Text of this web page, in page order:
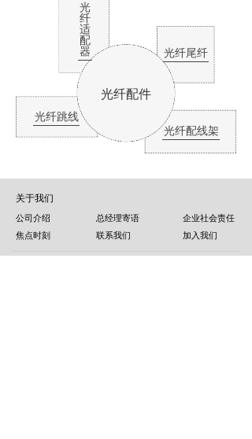
光纤跳线
光
纤
适
配
器
光纤配件
光纤配线架
光纤尾纤
关于我们
公司介绍 总经理寄语
企业社会责任
焦点时刻
加入我们
联系我们